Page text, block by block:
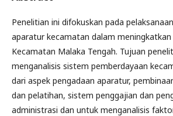
Penelitian ini difokuskan pada
aparatur kecamatan dalam meningkatkan
Kecamatan Malaka Tengah. Tujuan
menganalisis sistem pemberdayaan
dari aspek pengadaan aparatur,
dan pelatihan, sistem penggajian dan
administrasi dan untuk menganalisis